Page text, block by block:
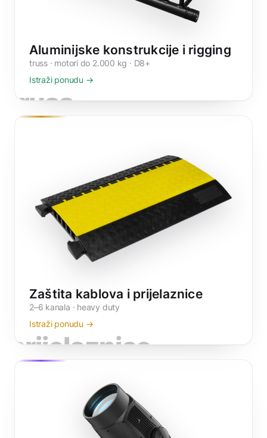
truss
Aluminijske konstrukcije i rigging
truss · motori do 2.000 kg · D8+
Istraži ponudu →
prijelaznice
Zaštita kablova i prijelaznice
2–6 kanala · heavy duty
Istraži ponudu →